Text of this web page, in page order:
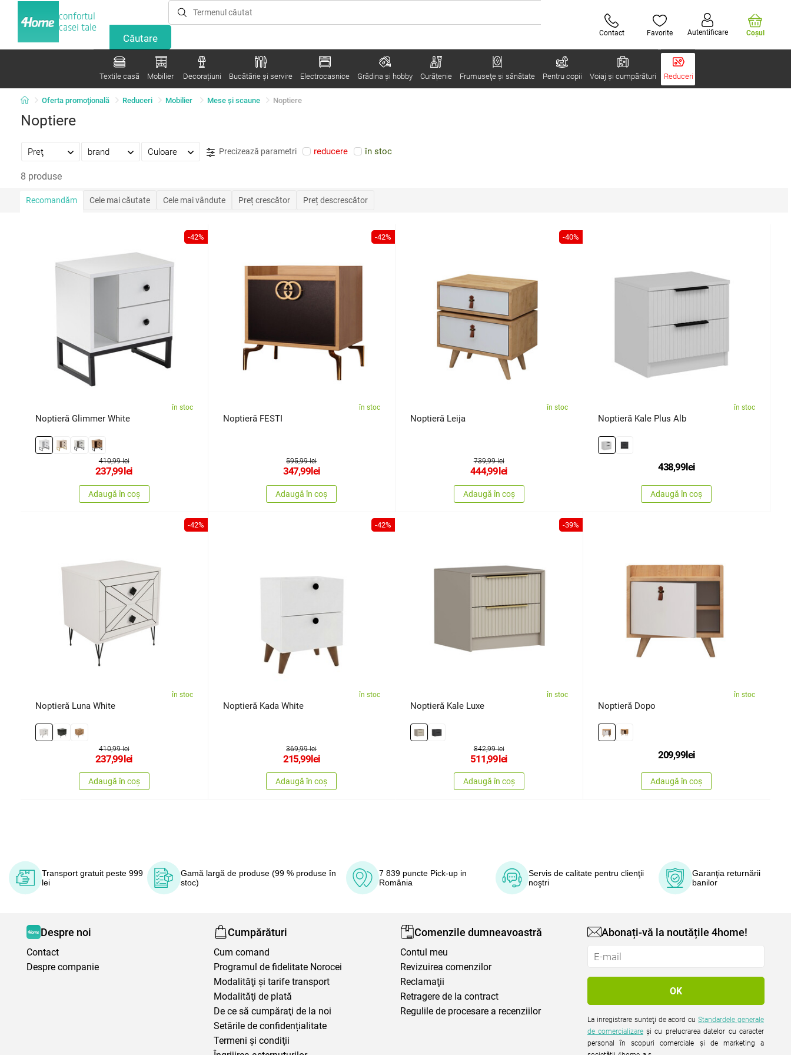
confortul
casei tale
Contact Favorite Autentificare Coşul
Textile casă Mobilier Decorațiuni Bucătărie și servire Electrocasnice Grădina şi hobby Curățenie Frumuseţe şi sănătate Pentru copii Voiaj și cumpărături Reduceri
Oferta promoţională Reduceri Mobilier Mese şi scaune Noptiere
Noptiere
Preţ brand Culoare Precizează parametri reducere în stoc
8 produse
Recomandăm Cele mai căutate Cele mai vândute Preț crescător Preț descrescător
-42%
în stoc
Noptieră Glimmer White
410,99 lei
237,99 lei
Adaugă în coș
-42%
în stoc
Noptieră FESTI
595,99 lei
347,99 lei
Adaugă în coș
-40%
în stoc
Noptieră Leija
739,99 lei
444,99 lei
Adaugă în coș
în stoc
Noptieră Kale Plus Alb
438,99 lei
Adaugă în coș
-42%
în stoc
Noptieră Luna White
410,99 lei
237,99lei
Adaugă în coș
-42%
în stoc
Noptieră Kada White
369,99 lei
215,99lei
Adaugă în coș
-39%
în stoc
Noptieră Kale Luxe
842,99 lei
511,99lei
Adaugă în coș
în stoc
Noptieră Dopo
209,99lei
Adaugă în coș
Transport gratuit peste 999
lei
Gamă largă de produse (99 % produse în
stoc)
7 839 puncte Pick-up in
România
Servis de calitate pentru clienţii
noştri
Garanţia returnării
banilor
Despre noi
Contact
Despre companie
Cumpărături
Cum comand
Programul de fidelitate Norocei
Modalităţi şi tarife transport
Modalităţi de plată
De ce să cumpăraţi de la noi
Setările de confidențialitate
Termeni şi condiţii
Comenzile dumneavoastră
Contul meu
Revizuirea comenzilor
Reclamaţii
Retragere de la contract
Regulile de procesare a recenziilor
Abonați-vă la noutățile 4home!
La inregistrare sunteţi de acord cuStandardele generale
de comercializare şi cu prelucrarea datelor cu caracter
personal în scopuri comerciale şi de marketing a